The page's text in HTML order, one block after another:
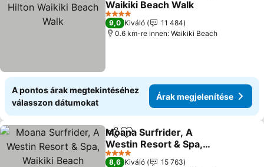
Waikiki Beach Walk
Árak megjelenítése
4 Kategória
9,0 Kiváló
11 484
0.6 km-re innen: Waikiki Beach
A pontos árak megtekintéséhez
válasszon dátumokat
Árak megjelenítése
Megosztás
Hozzáadás a kedvencekhez
Moana Surfrider, A
Westin Resort & Spa,
Waikiki Beach
Árak megjelenítése
4 Kategória
8,6 Kiváló
15 763